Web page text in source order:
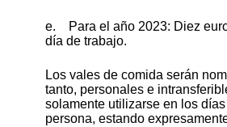
e. Para el año 2023: Diez
día de trabajo.
Los vales de comida serán
tanto, personales e
solamente utilizarse en los
persona, estando